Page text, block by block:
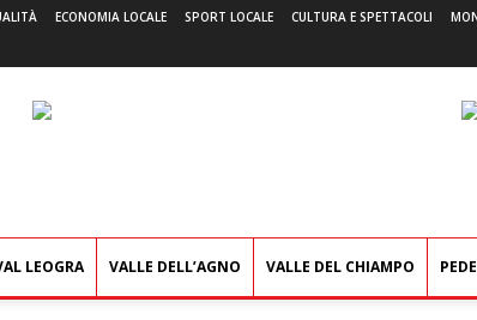
ECONOMIA LOCALE SPORT LOCALE CULTURA E SPETTACOLI
LEOGRA VALLE DELL’AGNO VALLE DEL CHIAMPO